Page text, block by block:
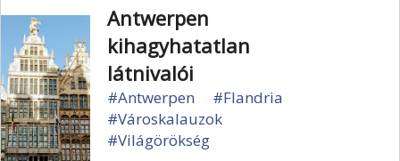
Antwerpen
kihagyhatatlan
látnivalói
#Antwerpen
#Flandria
#Városkalauzok
#Világörökség